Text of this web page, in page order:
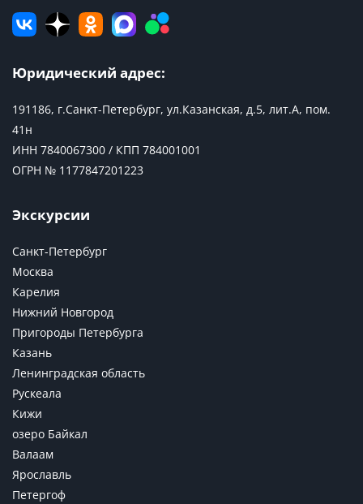
Юридический адрес:
191186, г.Санкт-Петербург, ул.Казанская, д.5, лит.А, пом.
41н
ИНН 7840067300 / КПП 784001001
ОГРН № 1177847201223
Экскурсии
Санкт-Петербург
Москва
Карелия
Нижний Новгород
Пригороды Петербурга
Казань
Ленинградская область
Рускеала
Кижи
озеро Байкал
Валаам
Ярославль
Петергоф